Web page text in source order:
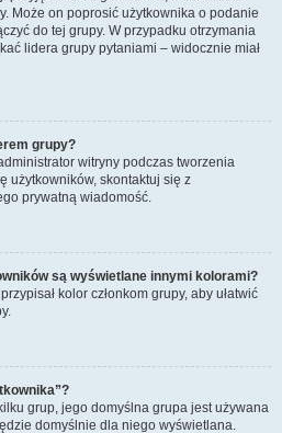
Może on poprosić użytkownika o podanie
do tej grupy. W przypadku otrzymania
lidera grupy pytaniami – widocznie miał
grupy?
witryny podczas tworzenia
użytkowników, skontaktuj się z
prywatną wiadomość.
są wyświetlane innymi kolorami?
kolor członkom grupy, aby ułatwić
grup, jego domyślna grupa jest używana
domyślnie dla niego wyświetlana.